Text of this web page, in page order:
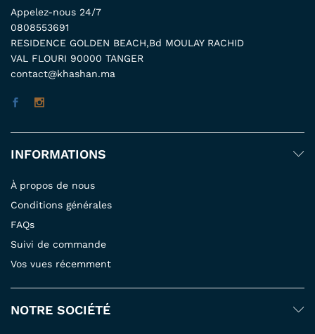
Appelez-nous 24/7
0808553691
RESIDENCE GOLDEN BEACH,Bd MOULAY RACHID
VAL FLOURI 90000 TANGER
contact@khashan.ma
INFORMATIONS
À propos de nous
Conditions générales
FAQs
Suivi de commande
Vos vues récemment
NOTRE SOCIÉTÉ